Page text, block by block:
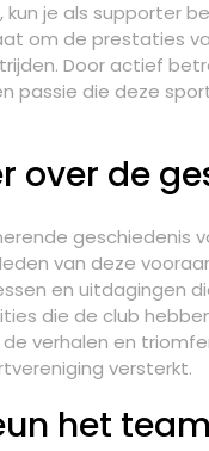
je als supporter
om de prestaties
Door actief
passie die deze
over de
geschiedenis
van deze
en uitdagingen
die de club
verhalen en
versterkt.
het